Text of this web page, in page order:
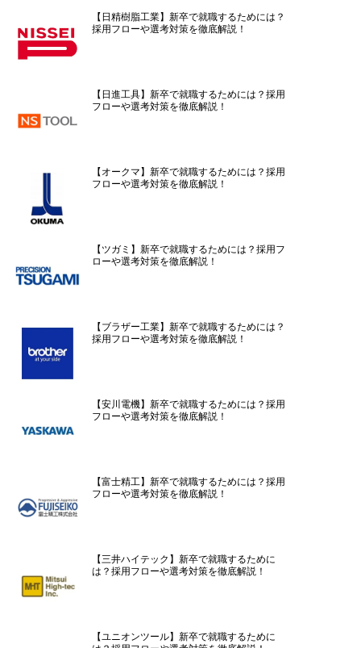
【日精樹脂工業】新卒で就職するためには？
採用フローや選考対策を徹底解説！
【日進工具】新卒で就職するためには？採用
フローや選考対策を徹底解説！
【オークマ】新卒で就職するためには？採用
フローや選考対策を徹底解説！
【ツガミ】新卒で就職するためには？採用フ
ローや選考対策を徹底解説！
【ブラザー工業】新卒で就職するためには？
採用フローや選考対策を徹底解説！
【安川電機】新卒で就職するためには？採用
フローや選考対策を徹底解説！
【富士精工】新卒で就職するためには？採用
フローや選考対策を徹底解説！
【三井ハイテック】新卒で就職するために
は？採用フローや選考対策を徹底解説！
【ユニオンツール】新卒で就職するために